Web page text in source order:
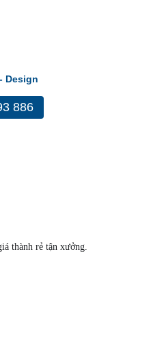
Design
886
thành rẻ tận xưởng.